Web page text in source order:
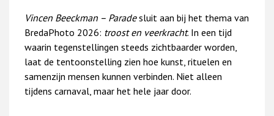
Vincen Beeckman – Paradesluit aan bij het thema van
BredaPhoto 2026: troost en veerkracht. In een tijd
waarin tegenstellingen steeds zichtbaarder worden,
laat de tentoonstelling zien hoe kunst, rituelen en
samenzijn mensen kunnen verbinden. Niet alleen
tijdens carnaval, maar het hele jaar door.